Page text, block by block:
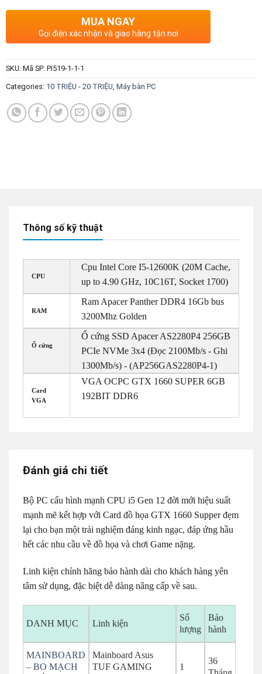
MUA NGAY
Gọi điện xác nhận và giao hàng tận nơi
SKU: Mã SP: PI519-1-1-1
Categories: 10 TRIỆU - 20 TRIỆU Máy bàn PC
Thông số kỹ thuật
CPU
Cpu Intel Core I5-12600K (20M Cache,
up to 4.90 GHz, 10C16T, Socket 1700)
RAM
Ram Apacer Panther DDR4 16Gb bus
3200Mhz Golden
Ổ cứng
Ổ cứng SSD Apacer AS2280P4 256GB
PCIe NVMe 3x4 (Đọc 2100Mb/s - Ghi
1300Mb/s) - (AP256GAS2280P4-1)
Card
VGA
VGA OCPC GTX 1660 SUPER 6GB
192BIT DDR6
Đánh giá chi tiết
Bộ PC cấu hình mạnh CPU i5 Gen 12 đời mới hiệu suất
mạnh mẽ kết hợp với Card đồ họa GTX 1660 Supper đẹm
lại cho bạn một trải nghiệm đáng kinh ngạc, đáp ứng hầu
hết các nhu cầu về đồ họa và chơi Game nặng.
Linh kiện chính hãng bảo hành dài cho khách hàng yên
tâm sử dụng, đặc biệt dễ dàng nâng cấp về sau.
DANH MỤC Linh kiện
Số
lượng
Bảo
hành
MAINBOARD
– BO MẠCH
Mainboard Asus
TUF GAMING
1
36